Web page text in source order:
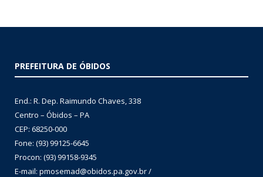
PREFEITURA DE ÓBIDOS
End.: R. Dep. Raimundo Chaves, 338
Centro – Óbidos – PA
CEP: 68250-000
Fone: (93) 99125-6645
Procon: (93) 99158-9345
E-mail: pmosemad@obidos.pa.gov.br /